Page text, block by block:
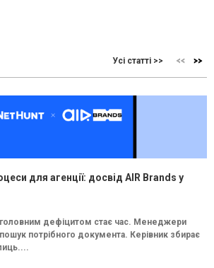
Усі статті >>
для агенції: досвід AIR Brands у
головним дефіцитом стає час. Менеджери
потрібного документа. Керівник збирає